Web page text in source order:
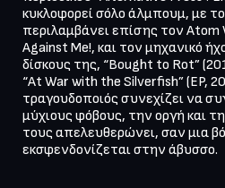
κυκλοφορεί σόλο άλμπουμ, με
περιλαμβάνει επίσης τον
Against Me!, και τον μηχανικό
δίσκους της, “Bought to Rot”
“At War with the Silverfish” (EP,
τραγουδοποιός συνεχίζει να
μύχιους φόβους, την οργή και
τους απελευθερώνει, σαν μια
εκσφενδονίζεται στην άβυσσο.